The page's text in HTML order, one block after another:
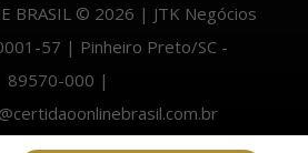
BRASIL © 2026 | JTK Negócios
57 | Pinheiro Preto/SC -
89570-000 |